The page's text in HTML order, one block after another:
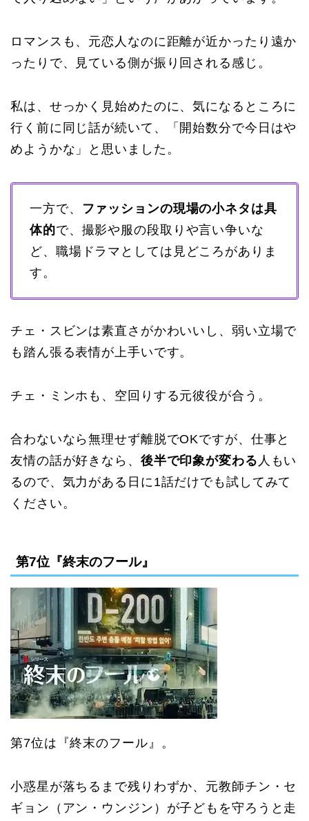
ロマンスも、元恋人なのに距離が近かったり遠か
ったりで、見ている側が振り回される感じ。
私は、せっかく見始めたのに、気になるところに
行く前に同じ話が続いて、「開始数分で今日はや
めようかな」と思いました。
一方で、
ファッションの現場の小ネタは具
体的で、撮影や服の段取りや言い争いな
ど、職場ドラマとしては見どころがありま
す。
チェ・スビンは素直さがかわいいし、弱い立場で
も踏ん張る表情が上手いです。
チェ・ミンホも、空回りする元彼役が合う。
合わないなら無理せず離脱でOKですが、仕事と
友情の話が好きなら、 後半で印象が変わる 人もい
るので、気力がある日に1話だけでも試してみて
ください。
第7位『終末のフール』
第7位は『終末のフール』。
小惑星が落ちるまで残りわずか、元教師チン・セ
ギョン（アン・ウンジン）が子どもを守ろうと走